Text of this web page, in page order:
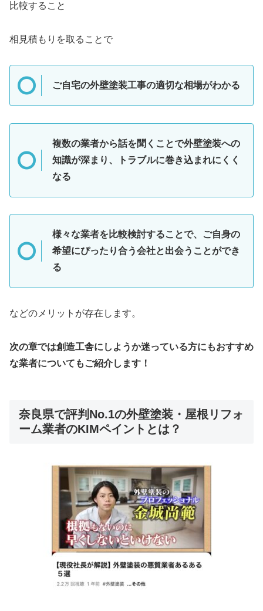
比較すること
相見積もりを取ることで
ご自宅の外壁塗装工事の適切な相場がわかる
複数の業者から話を聞くことで外壁塗装への
知識が深まり、トラブルに巻き込まれにくく
なる
様々な業者を比較検討することで、ご自身の
希望にぴったり合う会社と出会うことができ
る
などのメリットが存在します。
次の章では創造工舎にしようか迷っている方にもおすすめ
な業者についてもご紹介します！
奈良県で評判No.1の外壁塗装・屋根リフォ
ーム業者のKIMペイントとは？